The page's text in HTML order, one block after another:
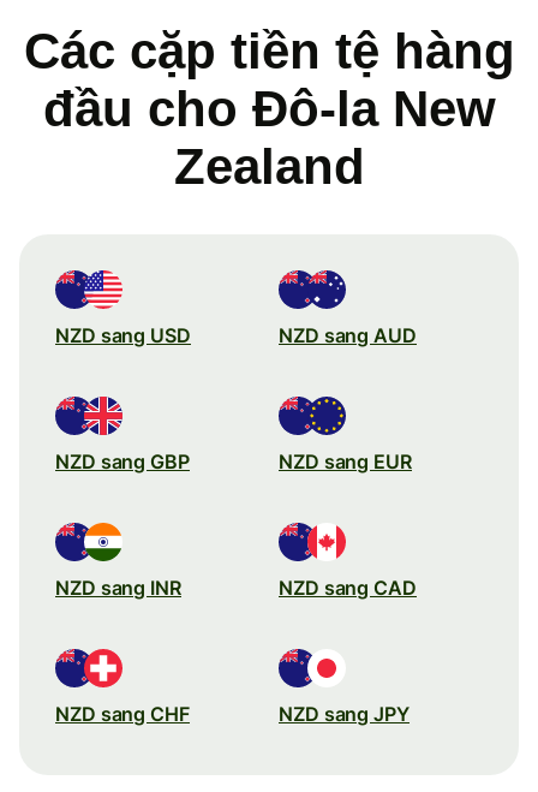
Các cặp tiền tệ hàng
đầu cho Đô-la New
Zealand
NZD sang USD NZD sang AUD
NZD sang GBP NZD sang EUR
NZD sang INR NZD sang CAD
NZD sang CHF NZD sang JPY